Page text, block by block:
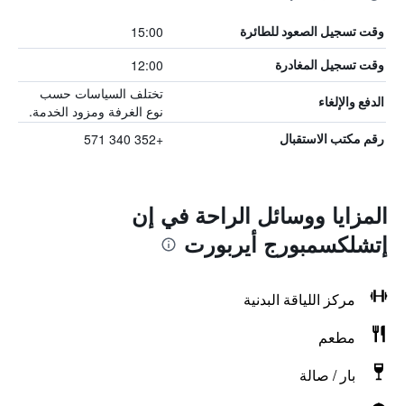
وقت تسجيل الصعود للطائرة 15:00
وقت تسجيل المغادرة 12:00
الدفع والإلغاء
تختلف السياسات حسب
نوع الغرفة ومزود الخدمة.
رقم مكتب الاستقبال +352 340 571
المزايا ووسائل الراحة في إن
إتشلكسمبورج أيربورت
مركز اللياقة البدنية
مطعم
بار / صالة